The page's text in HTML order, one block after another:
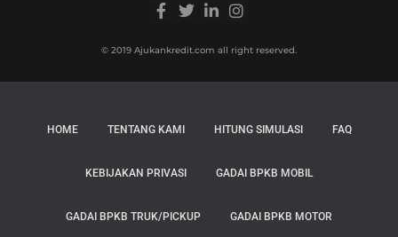
© 2019 Ajukankredit.com all right reserved.
HOME TENTANG KAMI HITUNG SIMULASI FAQ
KEBIJAKAN PRIVASI GADAI BPKB MOBIL
GADAI BPKB TRUK/PICKUP GADAI BPKB MOTOR